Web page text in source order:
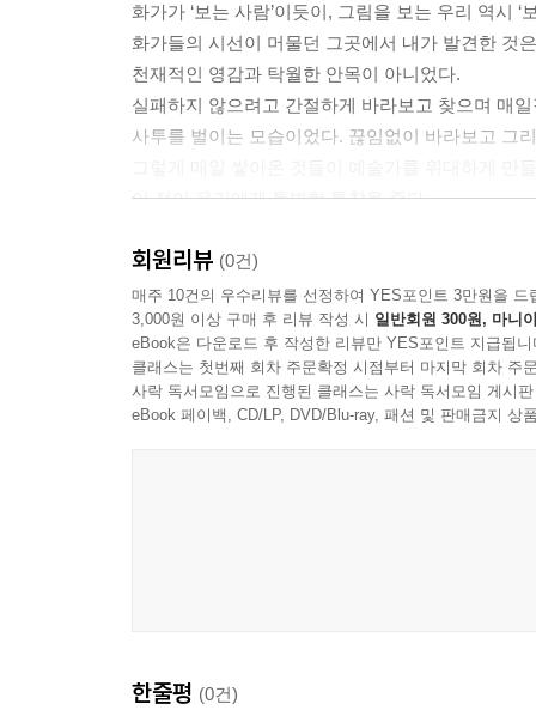
---「빈센트 반 고흐_ 불멸을 보는 눈」중에서
어머니의 조각은 온몸을 밀착하는 행위가 얼마나
동체를 지키는 신념들이 발생한다는 것을 보여준
하고 열렬한 감정의 덩어리로 보인다. 조각은 가
보아도 화가마다 다르게 본다는 사실은 지당하면
감각한다. 세잔은 자신의 눈, 자신의 감각을 믿으
게 바라보는 한 세잔의 산은 언제까지나 미완성이
---「폴 세잔_ 색채로 쌓아 올린 산」중에서
“나에겐 비밀이 있어. 아주 단순한 비밀이지. 그
화가가 ‘보는 사람’이듯이, 그림을 보는 우리 역시 ‘
화가들의 시선이 머물던 그곳에서 내가 발견한 것은
천재적인 영감과 탁월한 안목이 아니었다.
실패하지 않으려고 간절하게 바라보고 찾으며 매
사투를 벌이는 모습이었다. 끊임없이 바라보고 그
이 점이 우리에게 특별한 통찰을 준다.
_‘책을 시작하며’ 중에서
예술가는 자신의 사유를 ‘자기만의 언어’로 표
감응하고 마침내 변화한다. 그들이 남긴 작품들이
이것은 예술이 가지는 힘이자, 우리가 예술을 바라
그림에서 “한 인간이 예술로 존재하려는 강렬한
회원리뷰 (0건)
매주 10건의 우수리뷰를 선정하여 YES포인트 3만원을 드
3,000원 이상 구매 후 리뷰 작성 시 일반회원 300원, 마니
eBook은 다운로드 후 작성한 리뷰만 YES포인트 지급됩니
클래스는 첫번째 회차 주문확정 시점부터 마지막 회차 주
사락 독서모임으로 진행된 클래스는 사락 독서모임 게시
eBook 페이백, CD/LP, DVD/Blu-ray, 패션 및 판매금지 상
한줄평 (0건)